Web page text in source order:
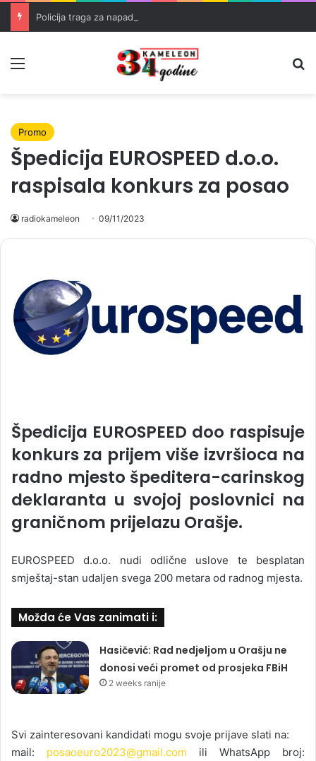
Policija traga za napadačima nakon pucnjave u Brčkom
Promo
Špedicija EUROSPEED d.o.o.
raspisala konkurs za posao
radiokameleon 09/11/2023
Špedicija EUROSPEED doo raspisuje
konkurs za prijem više izvršioca na
radno mjesto špeditera-carinskog
deklaranta u svojoj poslovnici na
graničnom prijelazu Orašje.
EUROSPEED d.o.o. nudi odlične uslove te besplatan
smještaj-stan udaljen svega 200 metara od radnog mjesta.
Možda će Vas zanimati i:
Hasičević: Rad nedjeljom u Orašju ne
donosi veći promet od prosjeka FBiH
2 weeks ranije
Svi zainteresovani kandidati mogu svoje prijave slati na:
mail: posaoeuro2023@gmail.com ili WhatsApp broj: